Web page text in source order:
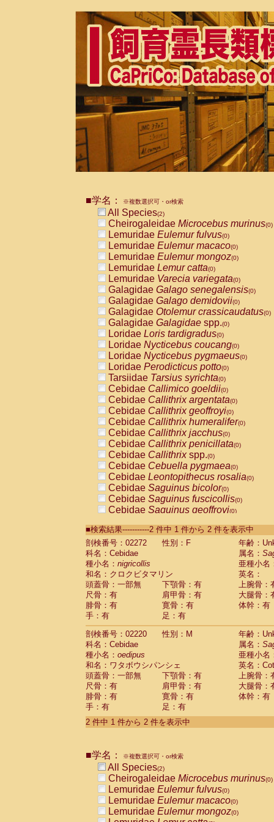
■学名： ※複数選択可・or検索
All Species(2)
Cheirogaleidae Microcebus murinus(0)
Lemuridae Eulemur fulvus(0)
Lemuridae Eulemur macaco(0)
Lemuridae Eulemur mongoz(0)
Lemuridae Lemur catta(0)
Lemuridae Varecia variegata(0)
Galagidae Galago senegalensis(0)
Galagidae Galago demidovii(0)
Galagidae Otolemur crassicaudatus(0)
Galagidae Galagidae spp.(0)
Loridae Loris tardigradus(0)
Loridae Nycticebus coucang(0)
Loridae Nycticebus pygmaeus(0)
Loridae Perodicticus potto(0)
Tarsiidae Tarsius syrichta(0)
Cebidae Callimico goeldii(0)
Cebidae Callithrix argentata(0)
Cebidae Callithrix geoffroyi(0)
Cebidae Callithrix humeralifer(0)
Cebidae Callithrix jacchus(0)
Cebidae Callithrix penicillata(0)
Cebidae Callithrixspp.(0)
Cebidae Cebuella pygmaea(0)
Cebidae Leontopithecus rosalia(0)
Cebidae Saguinus bicolor(0)
Cebidae Saguinus fuscicollis(0)
Cebidae Saguinus geoffroyi(0)
CebidaeSaguinus labiatus(0)
Cebidae Saguinus leucopus (0)
Cebidae
CebidaeSaguinus mystax
CebidaeSaguinus nigricollis (1)
Cebidae Saguinus oedipus
Cebidae Saguinus weddelli
Cebidae Saguinusspp.
Cebidae Aotus trivirgatus
Cebidae Cebus albifrons
Cebidae
Cebidae
CebidaeCebus nigrivittatus
Cebidae Cebusspp.(0)
Cebidae Saimiri boliviensis
Cebidae Saimiri sciureus
Atelidae Alouatta caraya
AtelidaeAlouatta fusca
AtelidaeAlouatta seniculus
AtelidaeAteles belzebuth
AtelidaeAteles geoffroyi
AtelidaeAteles paniscus(0)
AtelidaeAtelesspp. (0)
AtelidaeLagothrix lagothricha
AtelidaeLagothrix lagothricha cana
PitheciidaeCacajao calvus
■検索結果-----------2 件中 1 件から 2 件を表示中
剖検番号：02272
性別：F
年齢：
科名：Cebidae
属名：
種小名： nigricollis
亜種小名
和名：クロクビタマリン
英名：
頭蓋骨：一部無
下顎骨：有
上腕骨：
尺骨：有
肩甲骨：有
大腿骨：
腓骨：有
寛骨：有
体幹：有
手：有
足：有
剖検番号：02220
性別：M
年齢：
科名：Cebidae
属名：
種小名： oedipus
亜種小名
和名：ワタボウシパンシェ
英名：
頭蓋骨：一部無
下顎骨：有
上腕骨：
尺骨：有
肩甲骨：有
大腿骨：
腓骨：有
寛骨：有
体幹：有
手：有
足：有
2 件中 1 件から 2 件を表示中
■学名： ※複数選択可・or検索
All Species(2)
Cheirogaleidae Microcebus murinus(0)
Lemuridae Eulemur fulvus(0)
Lemuridae Eulemur macaco(0)
Lemuridae Eulemur mongoz(0)